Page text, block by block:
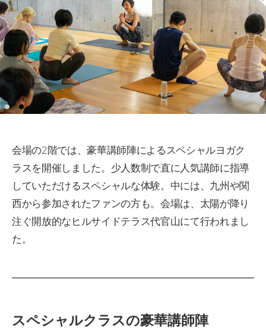
会場の2階では、豪華講師陣によるスペシャルヨガク
ラスを開催しました。少人数制で直に人気講師に指導
していただけるスペシャルな体験。中には、九州や関
西から参加されたファンの方も。会場は、太陽が降り
注ぐ開放的なヒルサイドテラス代官山にて行われまし
た。
スペシャルクラスの豪華講師陣